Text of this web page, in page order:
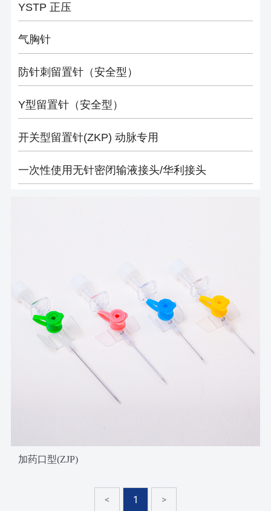
YSTP 正压
气胸针
防针刺留置针（安全型）
Y型留置针（安全型）
开关型留置针(ZKP) 动脉专用
一次性使用无针密闭输液接头/华利接头
加药口型(ZJP)
< 1 >